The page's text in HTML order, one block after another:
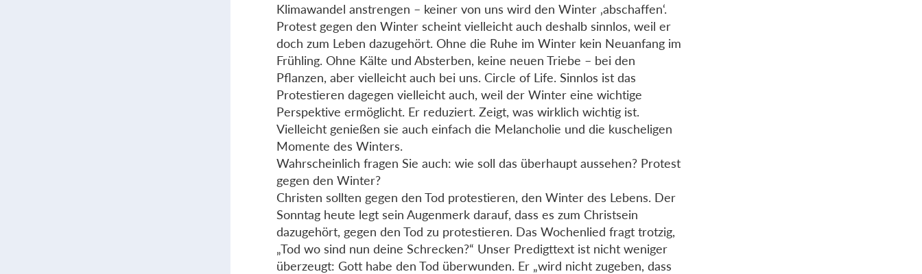
Klimawandel anstrengen – keiner von uns wird den Winter ‚abschaffen‘.
Protest gegen den Winter scheint vielleicht auch deshalb sinnlos, weil er
doch zum Leben dazugehört. Ohne die Ruhe im Winter kein Neuanfang im
Frühling. Ohne Kälte und Absterben, keine neuen Triebe – bei den
Pflanzen, aber vielleicht auch bei uns. Circle of Life. Sinnlos ist das
Protestieren dagegen vielleicht auch, weil der Winter eine wichtige
Perspektive ermöglicht. Er reduziert. Zeigt, was wirklich wichtig ist.
Vielleicht genießen sie auch einfach die Melancholie und die kuscheligen
Momente des Winters.
Wahrscheinlich fragen Sie auch: wie soll das überhaupt aussehen? Protest
gegen den Winter?
Christen sollten gegen den Tod protestieren, den Winter des Lebens. Der
Sonntag heute legt sein Augenmerk darauf, dass es zum Christsein
dazugehört, gegen den Tod zu protestieren. Das Wochenlied fragt trotzig,
„Tod wo sind nun deine Schrecken?“ Unser Predigttext ist nicht weniger
überzeugt: Gott habe den Tod überwunden. Er „wird nicht zugeben, dass